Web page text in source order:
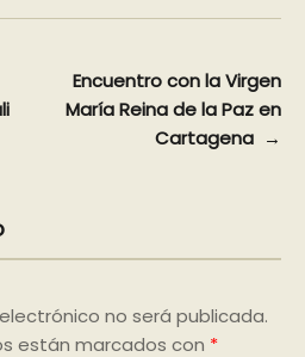
Encuentro con la Virgen
María Reina de la Paz en
Cartagena →
no será publicada.
están marcados con *